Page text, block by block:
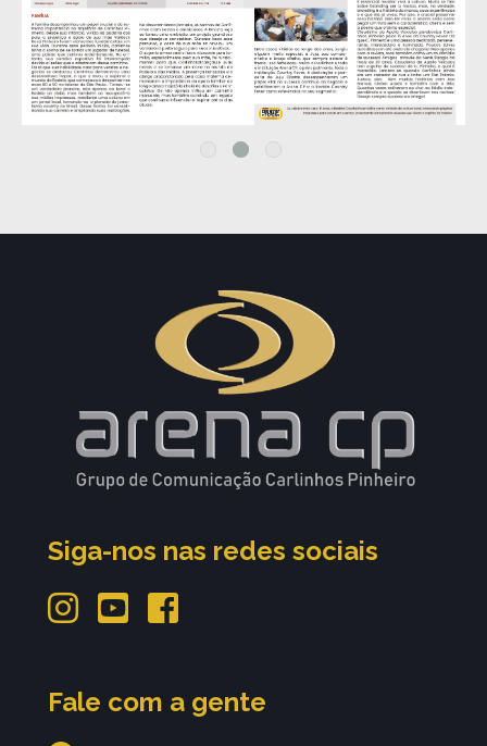
Siga-nos nas redes sociais
Fale com a gente